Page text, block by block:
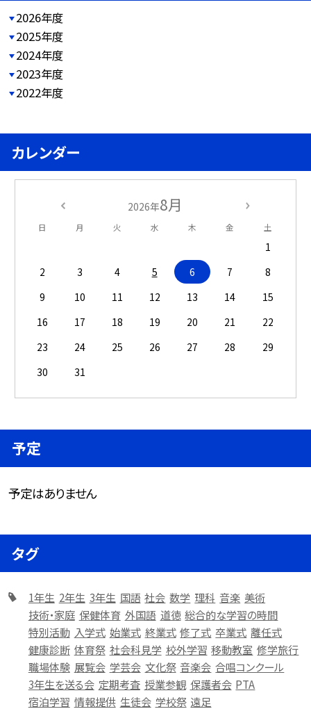
2026年度
2025年度
2024年度
2023年度
2022年度
カレンダー
2026年8月
日 月 火 水 木 金 土
1
2
3 4 5 6 7
8
9
10 11 12 13 14
15
16
17 18 19 20 21
22
23
24 25 26 27 28
29
30
31
予定
予定はありません
タグ
1年生 2年生 3年生 国語 社会 数学 理科 音楽 美術
技術・家庭 保健体育 外国語 道徳 総合的な学習の時間
特別活動 入学式 始業式 終業式 修了式 卒業式 離任式
健康診断 体育祭 社会科見学 校外学習 移動教室 修学旅行
職場体験 展覧会 学芸会 文化祭 音楽会 合唱コンクール
3年生を送る会 定期考査 授業参観 保護者会 PTA
宿泊学習 情報提供 生徒会 学校祭 遠足